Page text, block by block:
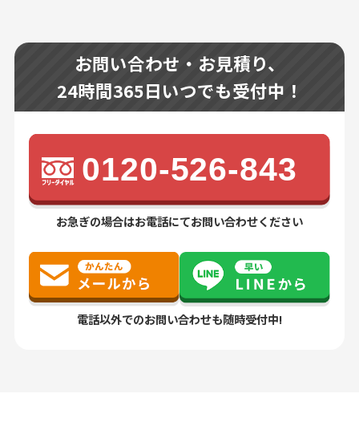
お問い合わせ・お見積り、
24時間365日いつでも受付中！
0120-526-843
お急ぎの場合はお電話にてお問い合わせください
電話以外でのお問い合わせも随時受付中!